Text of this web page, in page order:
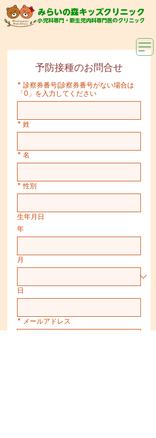
みらいの森キッズクリニック
小児科専門・新生児内科専門医のクリニック
予防接種のお問合せ
* 診察券番号(診察券番号がない場合は
「0」を入力してください
* 姓
* 名
* 性別
生年月日
年
月
日
* メールアドレス